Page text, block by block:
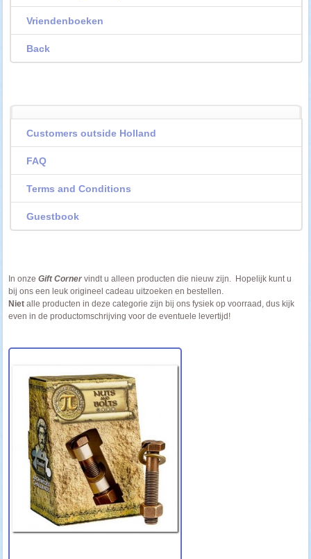
Vriendenboeken
Back
Customers outside Holland
FAQ
Terms and Conditions
Guestbook
In onzeGift Corner vindt u alleen producten die nieuw zijn. Hopelijk kunt u
bij ons een leuk origineel cadeau uitzoeken en bestellen.
Nietalle producten in deze categorie zijn bij ons fysiek op voorraad, dus kijk
even in de productomschrijving voor de eventuele levertijd!